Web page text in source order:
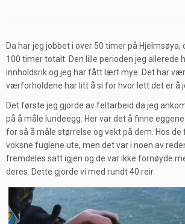
Da har jeg jobbet i over 50 timer på Hjelmsøya,
100 timer totalt. Den lille perioden jeg
innholdsrik og jeg har fått lært mye. Det har
værforholdene har litt å si for hvor lett det er å
Det første jeg gjorde av feltarbeid da jeg
på å måle lundeegg. Her var det å finne
for så å måle størrelse og vekt på dem. Hos de
voksne fuglene ute, men det var i noen av
fremdeles satt igjen og de var ikke fornøyde
deres. Dette gjorde vi med rundt 40 reir.